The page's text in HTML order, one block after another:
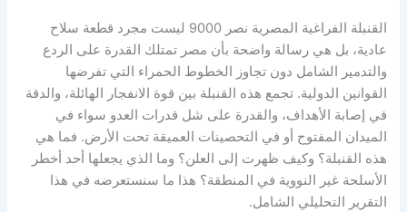
القنبلة الفراغية المصرية نصر 9000 ليست مجرد قطعة سلاح
عادية، بل هي رسالة واضحة بأن مصر تمتلك القدرة على الردع
والتدمير الشامل دون تجاوز الخطوط الحمراء التي تفرضها
القوانين الدولية. تجمع هذه القنبلة بين قوة الانفجار الهائلة، والدقة
في إصابة الأهداف، والقدرة على شل قدرات العدو سواء في
الميدان المفتوح أو في التحصينات العميقة تحت الأرض. فما هي
هذه القنبلة؟ وكيف ظهرت إلى العلن؟ وما الذي يجعلها أحد أخطر
الأسلحة غير النووية في المنطقة؟ هذا ما سنستعرضه في هذا
التقرير التحليلي الشامل.